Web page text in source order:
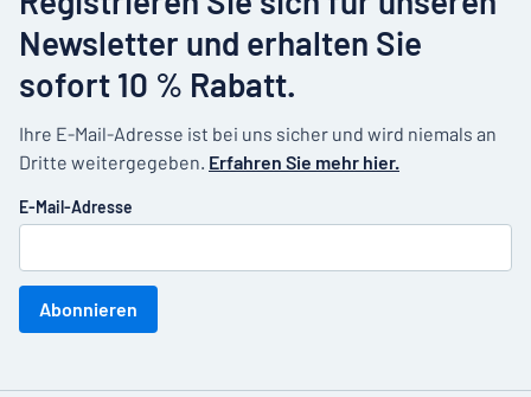
Newsletter und erhalten Sie
sofort 10 % Rabatt.
Ihre E-Mail-Adresse ist bei uns sicher und wird niemals an
Dritte weitergegeben. Erfahren Sie mehr hier.
E-Mail-Adresse
Abonnieren